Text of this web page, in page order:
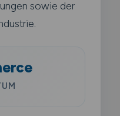
sowie der